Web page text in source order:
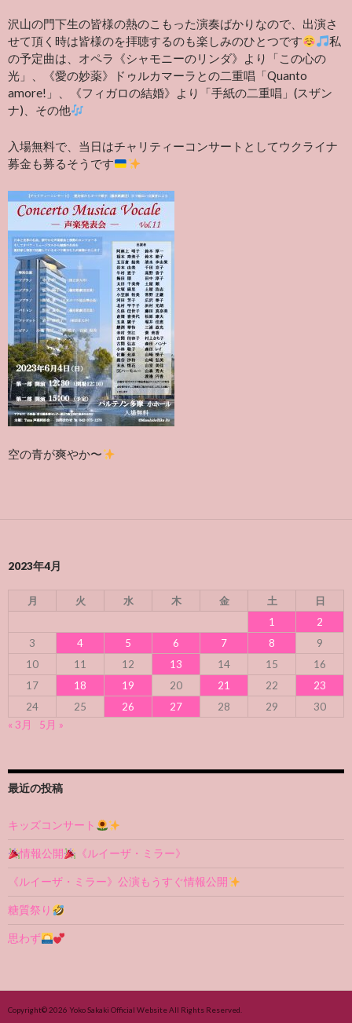
沢山の門下生の皆様の熱のこもった演奏ばかりなので、出演さ
せて頂く時は皆様のを拝聴するのも楽しみのひとつです
私
の予定曲は、オペラ《シャモニーのリンダ》より「この心の
光」、《愛の妙薬》ドゥルカマーラとの二重唱「Quanto
amore!」、《フィガロの結婚》より「手紙の二重唱」(スザン
ナ)、その他
入場無料で、当日はチャリティーコンサートとしてウクライナ
募金も募るそうです
空の青が爽やか〜
2023年4月
月 火 水 木 金 土
日
1
2
3
4 5 6 7 8
9
10
11 12 13 14 15
16
17
18 19 20 21 22
23
24
25 26 27 28 29
30
« 3月
5月 »
最近の投稿
キッズコンサート
情報公開 《ルイーザ・ミラー》
《ルイーザ・ミラー》公演もうすぐ情報公開
糖質祭り
思わず
Copyright© 2026 Yoko Sakaki Official WebsiteAll Rights Reserved.